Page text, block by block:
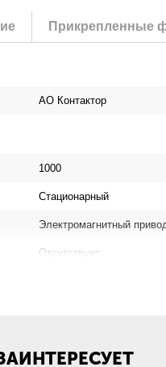
Прикрепленные
АО Контактор
1000
Стационарный
Электромагнитный
Отсутствует
Да